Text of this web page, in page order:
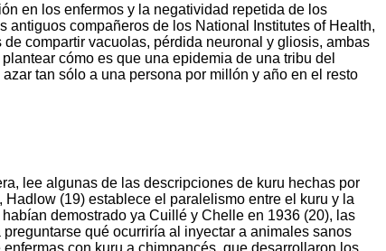
en los enfermos y la negatividad repetida de los
compañeros de los National Institutes of Health,
compartir vacuolas, pérdida neuronal y gliosis, ambas
cómo es que una epidemia de una tribu del
tan sólo a una persona por millón y año en el resto
lee algunas de las descripciones de kuru hechas por
(19) establece el paralelismo entre el kuru y la
demostrado ya Cuillé y Chelle en 1936 (20), las
qué ocurriría al inyectar a animales sanos
con kuru a chimpancés, que desarrollaron los